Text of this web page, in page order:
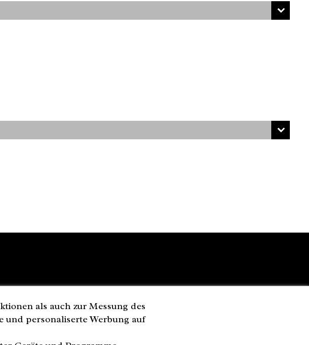
als auch zur Messung des
und personaliserte Werbung auf